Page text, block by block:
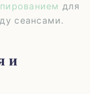
для
сеансами.
и